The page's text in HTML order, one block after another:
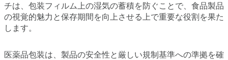
チは、包装フィルム上の湿気の蓄積を防ぐことで、食品製品
の視覚的魅力と保存期間を向上させる上で重要な役割を果た
します。
医薬品包装は、製品の安全性と厳しい規制基準への準拠を確